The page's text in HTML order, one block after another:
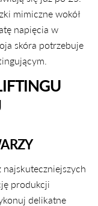
mimiczne wokół
napięcia w
skóra potrzebuje
najskuteczniejszych
produkcji
delikatne